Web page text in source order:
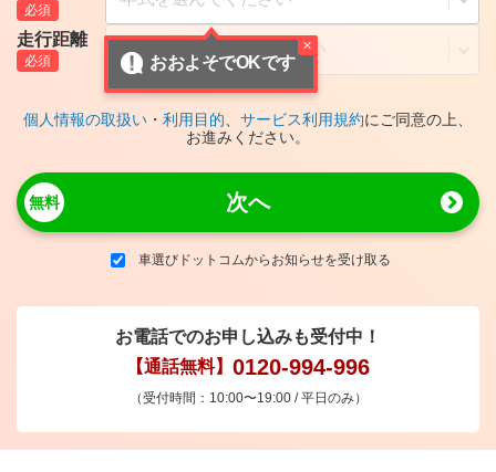
おおよそでOKです
走行距離
個人情報の取扱い ・ 利用目的 サービス利用規約にご同意の上、
お進みください。
次へ
車選びドットコムからお知らせを受け取る
お電話でのお申し込みも受付中！
【通話無料】 0120-994-996
（受付時間：10:00〜19:00 / 平日のみ）